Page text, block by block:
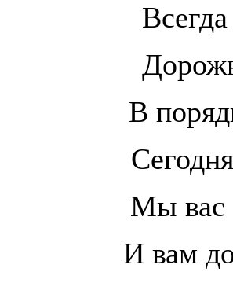
В
Мы вас
И вам